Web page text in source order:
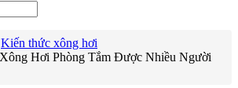
Kiến thức xông hơi
Hơi Phòng Tắm Được Nhiều Người